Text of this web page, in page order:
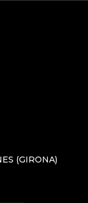
(GIRONA)